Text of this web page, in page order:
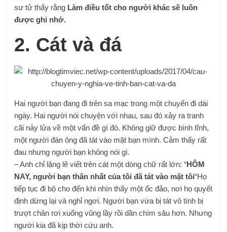
sư tử thấy rằng Làm điều tốt cho người khác sẽ luôn
được ghi nhớ.
2. Cát và đá
Hai người bạn đang đi trên sa mạc trong một chuyến đi dài
ngày. Hai người nói chuyện với nhau, sau đó xảy ra tranh
cãi nảy lửa về một vấn đề gì đó. Không giữ được bình tĩnh,
một người đàn ông đã tát vào mặt bạn mình. Cảm thấy rất
đau nhưng người bạn không nói gì.
– Anh chỉ lặng lẽ viết trên cát một dòng chữ rất lớn: “HÔM
NAY, người bạn thân nhất của tôi đã tát vào mặt tôi“Họ
tiếp tục đi bộ cho đến khi nhìn thấy một ốc đảo, nơi họ quyết
định dừng lại và nghỉ ngơi. Người bạn vừa bị tát vô tình bị
trượt chân rơi xuống vũng lầy rồi dần chìm sâu hơn. Nhưng
người kia đã kịp thời cứu anh.